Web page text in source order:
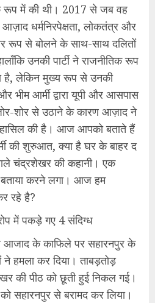
रूप में की थी। 2017 से जब वह
धर्मनिरपेक्षता, लोकतंत्र और
रूप से बोलने के साथ-साथ दलितों
उनकी पार्टी ने राजनीतिक रूप
है, लेकिन मुख्य रूप से उनकी
भीम आर्मी द्वारा यूपी और आसपास
शोर से उठाने के कारण आज़ाद ने
की है। आज आपको बताते हैं
की शुरुआत, क्या है घर के बाहर द
चंद्रशेखर की कहानी। एक
करने लगा। आज हम
रहे है?
में पकड़े गए 4 संदिग्ध
आजाद के काफिले पर सहारनपुर के
ने हमला कर दिया। ताबड़तोड़
की पीठ को छूती हुई निकल गई।
सहारनपुर से बरामद कर लिया।